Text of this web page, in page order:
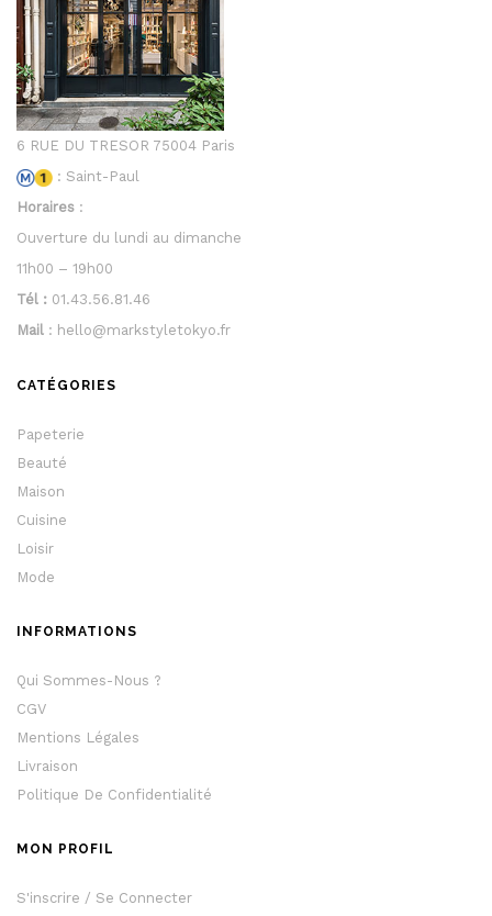
6 RUE DU TRESOR 75004 Paris
: Saint-Paul
Horaires :
Ouverture du lundi au dimanche
11h00 – 19h00
Tél : 01.43.56.81.46
Mail : hello@markstyletokyo.fr
CATÉGORIES
Papeterie
Beauté
Maison
Cuisine
Loisir
Mode
INFORMATIONS
Qui Sommes-Nous ?
CGV
Mentions Légales
Livraison
Politique De Confidentialité
MON PROFIL
S'inscrire / Se Connecter